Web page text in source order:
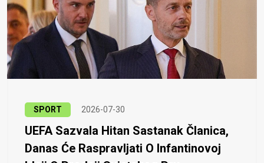
SPORT 2026-07-30
UEFA Sazvala Hitan Sastanak Članica,
Danas Će Raspravljati O Infantinovoj